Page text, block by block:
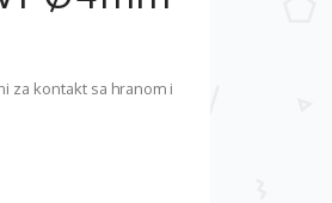
za kontakt sa hranom i